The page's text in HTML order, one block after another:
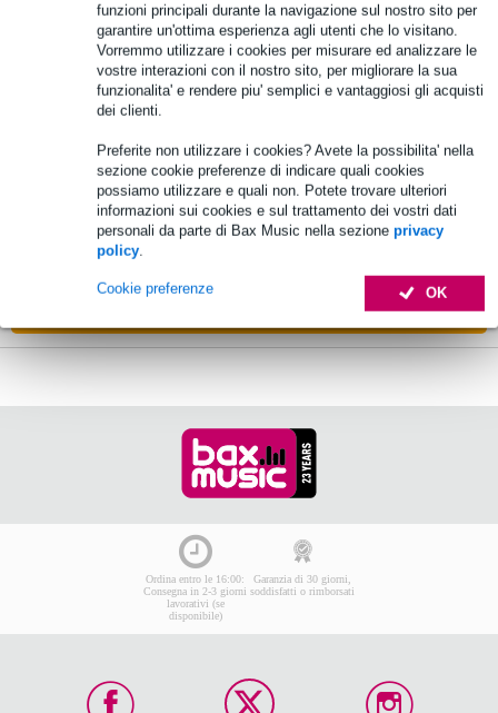
funzioni principali durante la navigazione sul nostro sito per
garantire un'ottima esperienza agli utenti che lo visitano.
Vorremmo utilizzare i cookies per misurare ed analizzare le
vostre interazioni con il nostro sito, per migliorare la sua
funzionalita' e rendere piu' semplici e vantaggiosi gli acquisti
dei clienti.
Preferite non utilizzare i cookies? Avete la possibilita' nella
sezione cookie preferenze di indicare quali cookies
possiamo utilizzare e quali non. Potete trovare ulteriori
informazioni sui cookies e sul trattamento dei vostri dati
personali da parte di Bax Music nella sezione privacy
policy.
OK
Cookie preferenze
Disponibile
Aggiungi al carrello
DBX 234S crossover
Prezzo consigliato 292,00 € 217,00 €
Ordina subito e riceverai il prodotto in 12
Ordina entro le 16:00:
Consegna in 2-3 giorni
lavorativi (se
disponibile)
Garanzia di 30 giorni,
soddisfatti o rimborsati